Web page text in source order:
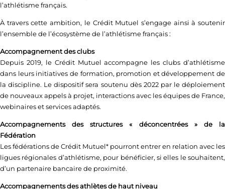
l’athlétisme français.
À travers cette ambition, le Crédit Mutuel s’engage ainsi à soutenir
l’ensemble de l’écosystème de l’athlétisme français :
Accompagnement des clubs
Depuis 2019, le Crédit Mutuel accompagne les clubs d’athlétisme
dans leurs initiatives de formation, promotion et développement de
la discipline. Le dispositif sera soutenu dès 2022 par le déploiement
de nouveaux appels à projet, interactions avec les équipes de France,
webinaires et services adaptés.
Accompagnements des structures « déconcentrées » de la
Fédération
Les fédérations de Crédit Mutuel* pourront entrer en relation avec les
ligues régionales d’athlétisme, pour bénéficier, si elles le souhaitent,
d’un partenaire bancaire de proximité.
Accompagnements des athlètes de haut niveau